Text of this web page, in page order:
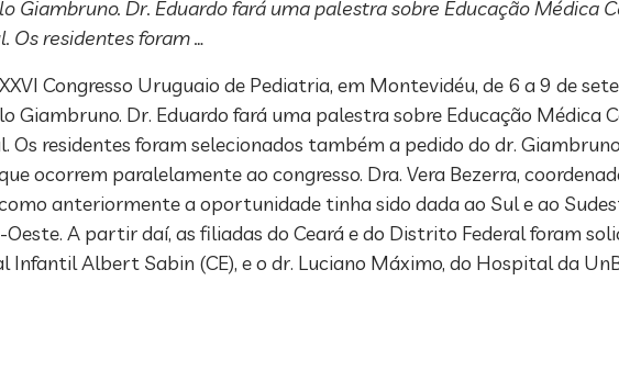
Giambruno. Dr. Eduardo fará uma palestra sobre Educação Médica
Os residentes foram …
Congresso Uruguaio de Pediatria, em Montevidéu, de 6 a 9 de
Giambruno. Dr. Eduardo fará uma palestra sobre Educação Médica
residentes foram selecionados também a pedido do dr.
ocorrem paralelamente ao congresso. Dra. Vera Bezerra,
anteriormente a oportunidade tinha sido dada ao Sul e ao
A partir daí, as filiadas do Ceará e do Distrito Federal foram
Albert Sabin (CE), e o dr. Luciano Máximo, do Hospital da